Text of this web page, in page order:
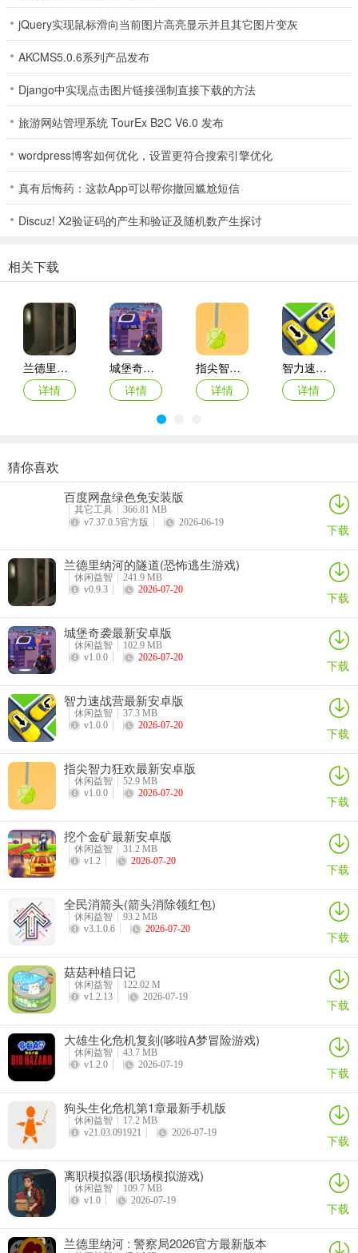
间，支持房内开局；
华赢棋牌娱乐规则
每种牌4张，共136张牌。包括：
条：一条、二条、三条、四条、五条、六条、七条、八条、九条
字：红中、发财、白板
4人参与游戏，分别为东、南、西、北，首轮东家为庄家，其余均为闲
家。游戏开始，庄家分得17张牌，闲家每人16张。
jQuery实现鼠标滑向当前图片高亮显示并且其它图片变灰
AKCMS5.0.6系列产品发布
Django中实现点击图片链接强制直接下载的方法
旅游网站管理系统 TourEx B2C V6.0 发布
wordpress博客如何优化，设置更符合搜索引擎优化
真有后悔药：这款App可以帮你撤回尴尬短信
Discuz! X2验证码的产生和验证及随机数产生探讨
相关下载
兰德里纳河的隧道(恐怖逃生游戏)
详情
城堡奇袭最新安卓版
详情
指尖智力狂欢最新安卓版
详情
智力速战营最新安卓版
详情
挖个金矿最新安卓版
全民消箭头(箭头消除领红包)
详情
菇菇种植日记
大雄生化危机复刻(哆啦A梦冒险游戏)
猜你喜欢
百度网盘绿色免安装版
其它工具
366.81 MB
v7.37.0.5官方版
2026-06-19 下载
兰德里纳河的隧道(恐怖逃生游戏)
休闲益智
241.9 MB
v0.9.3
2026-07-20 下载
城堡奇袭最新安卓版
休闲益智
102.9 MB
v1.0.0
2026-07-20 下载
智力速战营最新安卓版
休闲益智
37.3 MB
v1.0.0
2026-07-20 下载
指尖智力狂欢最新安卓版
休闲益智
52.9 MB
v1.0.0
2026-07-20 下载
挖个金矿最新安卓版
休闲益智
31.2 MB
v1.2
2026-07-20 下载
全民消箭头(箭头消除领红包)
休闲益智
93.2 MB
v3.1.0.6
2026-07-20 下载
菇菇种植日记
休闲益智
122.02 M
v1.2.13
2026-07-19 下载
大雄生化危机复刻(哆啦A梦冒险游戏)
休闲益智
43.7 MB
v1.2.0
2026-07-19 下载
狗头生化危机第1章最新手机版
休闲益智
17.2 MB
v21.03.091921
2026-07-19 下载
离职模拟器(职场模拟游戏)
休闲益智
109.7 MB
v1.0
2026-07-19 下载
兰德里纳河 : 警察局2026官方最新版本